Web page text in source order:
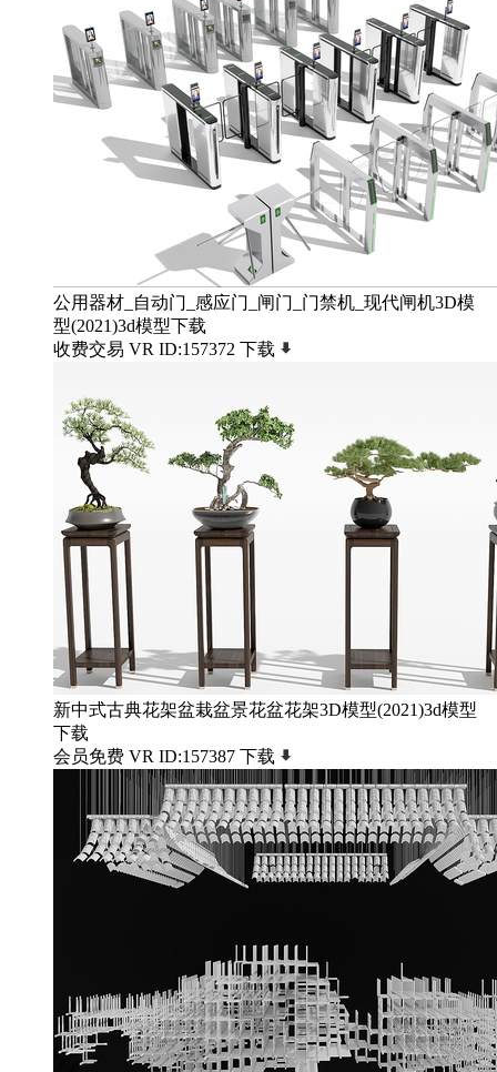
公用器材_自动门_感应门_闸门_门禁机_现代闸机3D模
型(2021)3d模型下载
收费交易 VR ID:157372 下载
新中式古典花架盆栽盆景花盆花架3D模型(2021)3d模型
下载
会员免费 VR ID:157387 下载